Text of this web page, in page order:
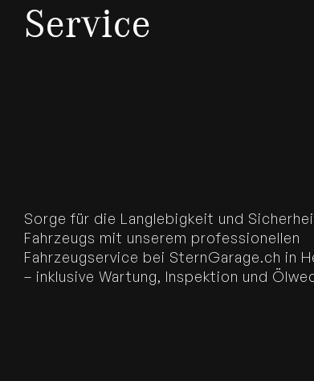
Service
Sorge für die Langlebigkeit und
Fahrzeugs mit unserem professionellen
Fahrzeugservice bei SternGarage.ch in
– inklusive Wartung, Inspektion und